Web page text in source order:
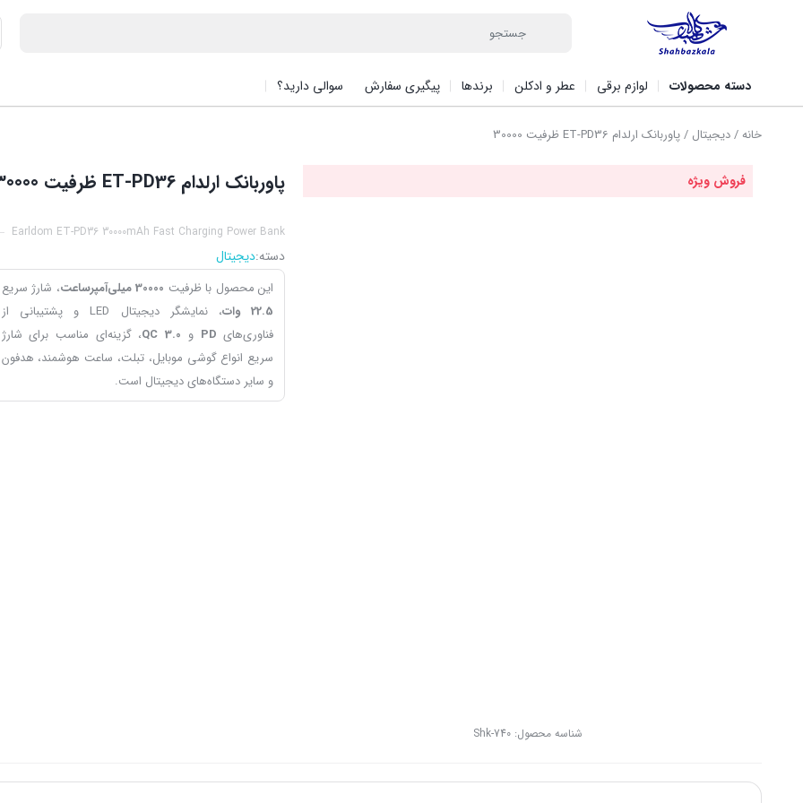
دسته محصولات لوازم برقی عطر و ادکلن برندها پیگیری سفارش سوالی دارید؟
خانه/دیجیتال / پاوربانک ارلدام ET-PD36 ظرفیت 30000
فروش ویژه
شناسه محصول:Shk-740
پاوربانک ارلدام ET-PD36 ظرفیت 30000
Earldom ET-PD36 30000mAh Fast Charging Power Bank
دسته:دیجیتال
این محصول با ظرفیت 30000 میلی‌آمپرساعت
، شارژ سریع
22.5 وات
، نمایشگر دیجیتال LED و پشتیبانی از
فناوری‌های PD و QC 3.0، گزینه‌ای مناسب برای شارژ
سریع انواع گوشی موبایل، تبلت، ساعت هوشمند، هدفون
و سایر دستگاه‌های دیجیتال است.